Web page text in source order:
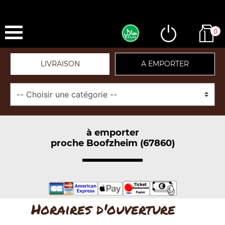
0
LIVRAISON A EMPORTER
à emporter
proche Boofzheim (67860)
Horaires d'ouverture